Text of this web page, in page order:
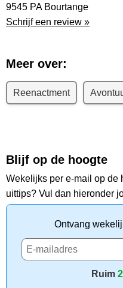
9545 PA Bourtange
Schrijf een review »
Meer over:
Reenactment
Blijf op de hoogte
Wekelijks per e-mail op de
uittips? Vul dan hieronder
Ontvang
Ruim